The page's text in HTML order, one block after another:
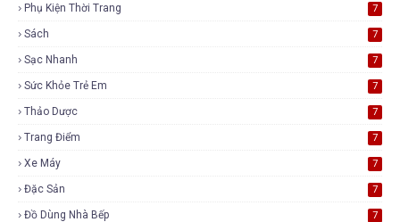
Phụ Kiện Thời Trang 7
Sách 7
Sạc Nhanh 7
Sức Khỏe Trẻ Em 7
Thảo Dược 7
Trang Điểm 7
Xe Máy 7
Đặc Sản 7
Đồ Dùng Nhà Bếp 7